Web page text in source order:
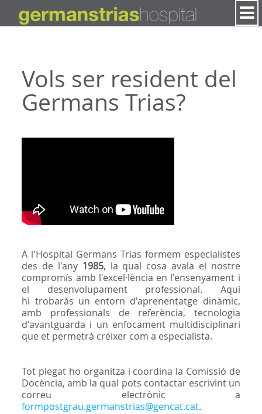
Vols ser resident del
Germans Trias?
A l'Hospital Germans Trias formem especialistes
des de l'any 1985, la qual cosa avala el nostre
compromís amb l'excel·lència en l'ensenyament i
el desenvolupament professional. Aquí
hi trobaràs un entorn d'aprenentatge dinàmic,
amb professionals de referència, tecnologia
d'avantguarda i un enfocament multidisciplinari
que et permetrà créixer com a especialista.
Tot plegat ho organitza i coordina la Comissió de
Docència, amb la qual pots contactar escrivint un
correu electrònic a
formpostgrau.germanstrias@gencat.cat.